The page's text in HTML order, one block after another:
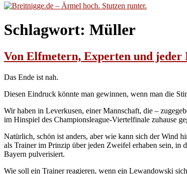
Schlagwort: Müller
Von Elfmetern, Experten und jeder
Das Ende ist nah.
Diesen Eindruck könnte man gewinnen, wenn man die
Wir haben in Leverkusen, einer Mannschaft, die –
im Hinspiel des Championsleague-Viertelfinale zuhause
Natürlich, schön ist anders, aber wie kann sich der Wind
als Trainer im Prinzip über jeden Zweifel erhaben sein, in
Bayern pulverisiert.
Wie soll ein Trainer reagieren, wenn ein Lewandowski